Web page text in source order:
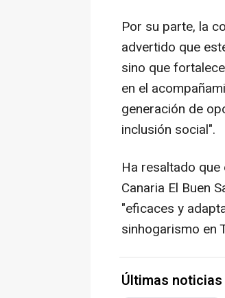
Por su parte, la
advertido que
sino que
en el
generación de
inclusión social".
Ha resaltado
Canaria El Buen
"eficaces y
sinhogarismo en
Últimas